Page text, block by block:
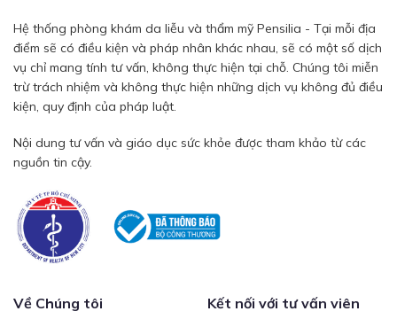
Hệ thống phòng khám da liễu và thẩm mỹ Pensilia - Tại mỗi địa
điểm sẽ có điều kiện và pháp nhân khác nhau, sẽ có một số dịch
vụ chỉ mang tính tư vấn, không thực hiện tại chỗ. Chúng tôi miễn
trừ trách nhiệm và không thực hiện những dịch vụ không đủ điều
kiện, quy định của pháp luật.
Nội dung tư vấn và giáo dục sức khỏe được tham khảo từ các
nguồn tin cậy.
Về Chúng tôi Kết nối với tư vấn viên